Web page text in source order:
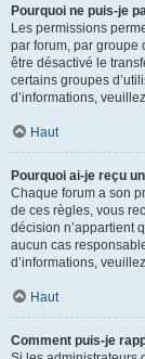
Pourquoi ne puis-je
Les permissions
par forum, par groupe
être désactivé le
certains groupes
d’informations,
Haut
Pourquoi ai-je reçu
Chaque forum a son
de ces règles, vous
décision n’appartient
aucun cas
d’informations,
Haut
Comment puis-je